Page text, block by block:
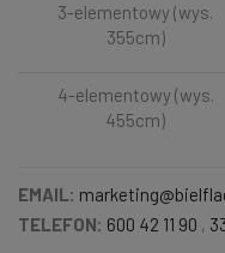
3-elementowy (wys.
355cm)
4-elementowy (wys.
455cm)
EMAIL:
TELEFON: 600 42 11 90 ,